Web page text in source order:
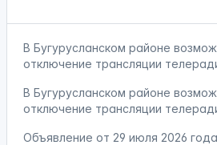
В Бугурусланском районе
отключение трансляции
В Бугурусланском районе
отключение трансляции
Объявление от 29 июля 2026 года